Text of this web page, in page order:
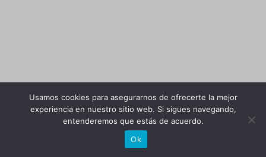
Usamos cookies para asegurarnos de ofrecerte la mejor
experiencia en nuestro sitio web. Si sigues navegando,
entenderemos que estás de acuerdo.
Ok